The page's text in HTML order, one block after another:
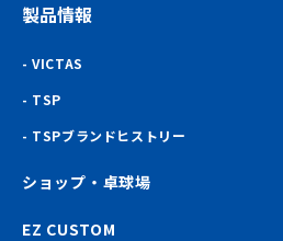
製品情報
VICTAS
TSP
TSPブランドヒストリー
ショップ・卓球場
EZ CUSTOM